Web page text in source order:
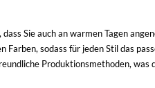
Sie auch an warmen Tagen
Farben, sodass für jeden Stil das
Produktionsmethoden,